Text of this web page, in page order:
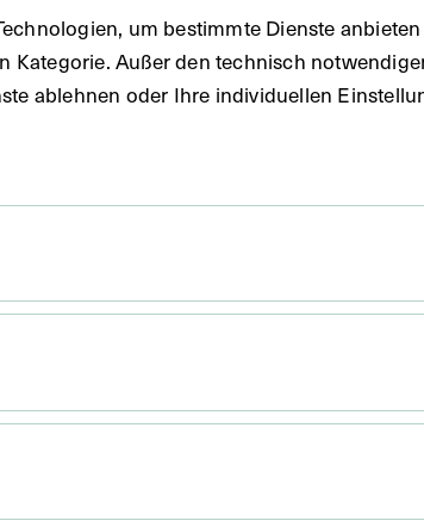
um bestimmte Dienste
Außer den technisch
ablehnen oder Ihre individuellen